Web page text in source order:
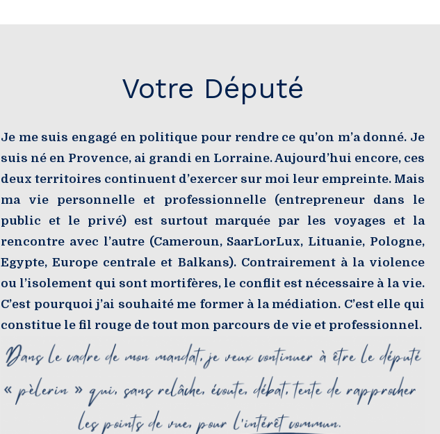
Votre Député
Je me suis engagé en politique pour rendre ce qu’on m’a donné. Je
suis né en Provence, ai grandi en Lorraine. Aujourd’hui encore, ces
deux territoires continuent d’exercer sur moi leur empreinte. Mais
ma vie personnelle et professionnelle (entrepreneur dans le
public et le privé) est surtout marquée par les voyages et la
rencontre avec l’autre (Cameroun, SaarLorLux, Lituanie, Pologne,
Egypte, Europe centrale et Balkans). Contrairement à la violence
ou l’isolement qui sont mortifères, le conflit est nécessaire à la vie.
C’est pourquoi j’ai souhaité me former à la médiation. C’est elle qui
constitue le fil rouge de tout mon parcours de vie et professionnel.